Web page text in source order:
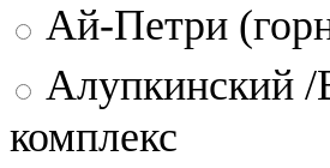
Ай-Петри
Алупкинский /
комплекс